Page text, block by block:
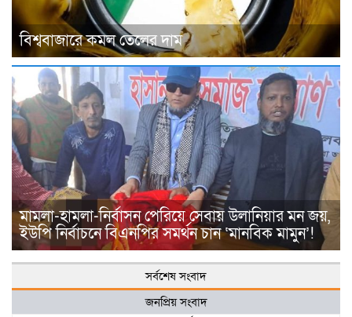
বিশ্ববাজারে কমল তেলের দাম
মামলা-হামলা-নির্বাসন পেরিয়ে সেবায় উলানিয়ার মন জয়,
ইউপি নির্বাচনে বিএনপির সমর্থন চান ‘মানবিক মামুন’!
সর্বশেষ সংবাদ
জনপ্রিয় সংবাদ